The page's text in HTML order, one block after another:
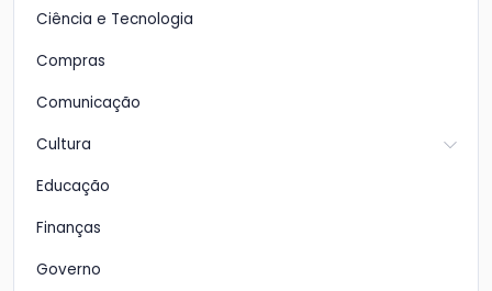
Ciência e Tecnologia
Compras
Comunicação
Cultura
Educação
Finanças
Governo